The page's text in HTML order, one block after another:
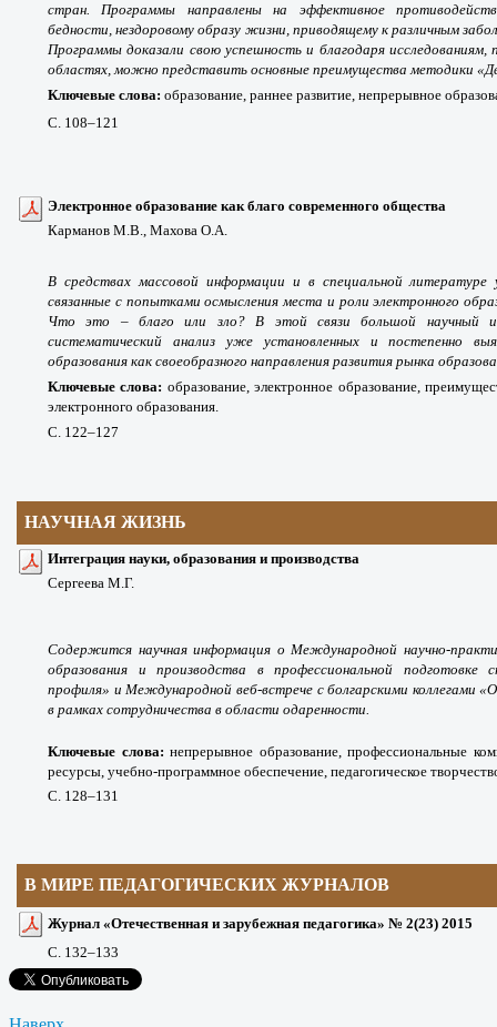
стран. Программы направлены на эффективное
бедности, нездоровому образу жизни, приводящему к различным
Программы доказали свою успешность и благодаря исследованиям,
областях, можно представить основные преимущества методики
Ключевые слова: образование, раннее развитие, непрерывное
С. 108–121
Электронное образование как благо современного общества
Карманов М.В., Махова О.А.
В средствах массовой информации и в специальной
связанные с попытками осмысления места и роли электронного
Что это – благо или зло? В этой связи большой научный и
систематический анализ уже установленных и постепенно
образования как своеобразного направления развития рынка
Ключевые слова: образование, электронное образование,
электронного образования.
С. 122–127
НАУЧНАЯ ЖИЗНЬ
Интеграция науки, образования и производства
Сергеева М.Г.
Содержится научная информация о Международной научно-
образования и производства в профессиональной подготовке
профиля» и Международной веб-встрече с болгарскими коллегами
в рамках сотрудничества в области одаренности.
Ключевые слова: непрерывное образование, профессиональные
ресурсы, учебно-программное обеспечение, педагогическое
С. 128–131
В МИРЕ ПЕДАГОГИЧЕСКИХ ЖУРНАЛОВ
Журнал «Отечественная и зарубежная педагогика» № 2(23) 2015
С. 132–133